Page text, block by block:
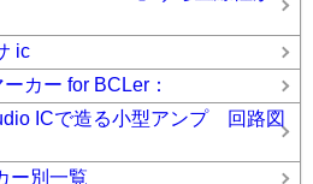
ic
ーカー for BCLer：
ICで造る小型アンプ 回路図
別一覧